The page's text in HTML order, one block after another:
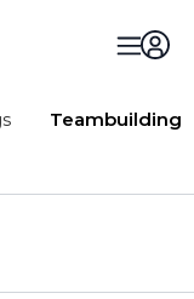
Teambuilding